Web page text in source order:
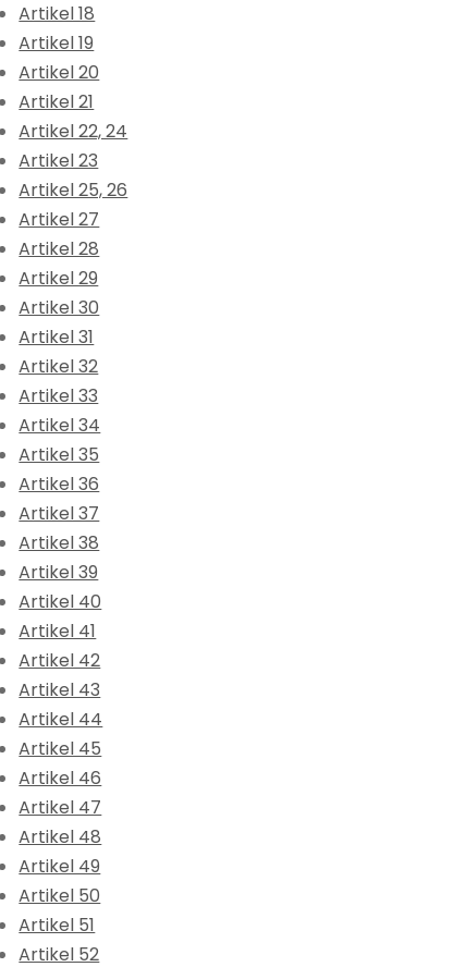
Artikel 18
Artikel 19
Artikel 20
Artikel 21
Artikel 22, 24
Artikel 23
Artikel 25, 26
Artikel 27
Artikel 28
Artikel 29
Artikel 30
Artikel 31
Artikel 32
Artikel 33
Artikel 34
Artikel 35
Artikel 36
Artikel 37
Artikel 38
Artikel 39
Artikel 40
Artikel 41
Artikel 42
Artikel 43
Artikel 44
Artikel 45
Artikel 46
Artikel 47
Artikel 48
Artikel 49
Artikel 50
Artikel 51
Artikel 52